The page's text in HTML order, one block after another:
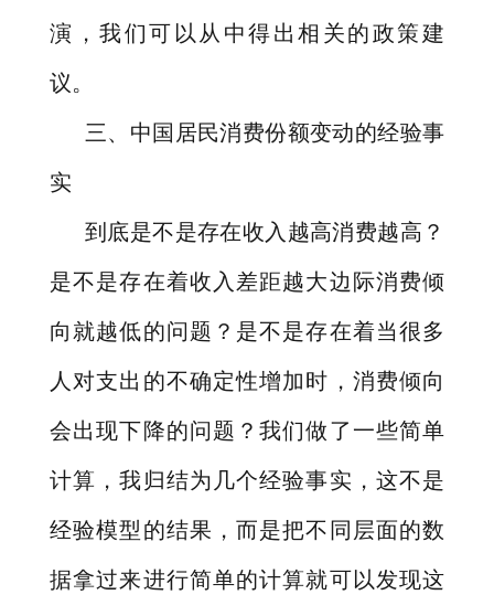
演，我们可以从中得出相关的政策建
议。
三、中国居民消费份额变动的经验事
实
到底是不是存在收入越高消费越高？
是不是存在着收入差距越大边际消费倾
向就越低的问题？是不是存在着当很多
人对支出的不确定性增加时，消费倾向
会出现下降的问题？我们做了一些简单
计算，我归结为几个经验事实，这不是
经验模型的结果，而是把不同层面的数
据拿过来进行简单的计算就可以发现这